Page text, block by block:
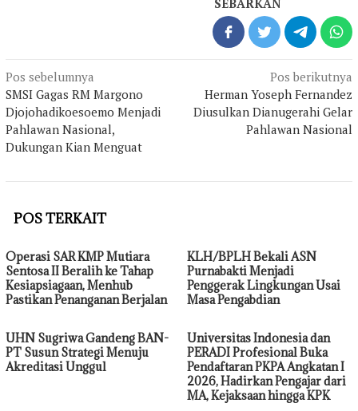
SEBARKAN
Navigasi
pos
Pos sebelumnya
SMSI Gagas RM Margono
Djojohadikoesoemo Menjadi
Pahlawan Nasional,
Dukungan Kian Menguat
Pos berikutnya
Herman Yoseph Fernandez
Diusulkan Dianugerahi Gelar
Pahlawan Nasional
POS TERKAIT
Operasi SAR KMP Mutiara
Sentosa II Beralih ke Tahap
Kesiapsiagaan, Menhub
Pastikan Penanganan Berjalan
KLH/BPLH Bekali ASN
Purnabakti Menjadi
Penggerak Lingkungan Usai
Masa Pengabdian
UHN Sugriwa Gandeng BAN-
PT Susun Strategi Menuju
Akreditasi Unggul
Universitas Indonesia dan
PERADI Profesional Buka
Pendaftaran PKPA Angkatan I
2026, Hadirkan Pengajar dari
MA, Kejaksaan hingga KPK